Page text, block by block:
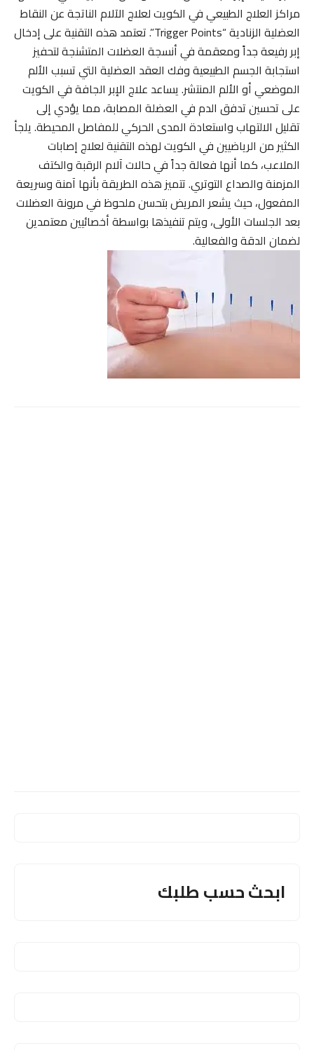
مراكز العلاج الطبيعي في الكويت لعلاج الآلام الناتجة عن النقاط
العضلية الزنادية “Trigger Points”. تعتمد هذه التقنية على إدخال
إبر رفيعة جداً ومعقمة في أنسجة العضلات المتشنجة لتحفيز
استجابة الجسم الطبيعية وفك العقد العضلية التي تسبب الألم
الموضعي أو الألم المنتشر. يساعد علاج الإبر الجافة في الكويت
على تحسين تدفق الدم في العضلة المصابة، مما يؤدي إلى
تقليل الالتهاب واستعادة المدى الحركي للمفاصل المحيطة. يلجأ
الكثير من الرياضيين في الكويت لهذه التقنية لعلاج إصابات
الملاعب، كما أنها فعالة جداً في حالات آلام الرقبة والكتف
المزمنة والصداع التوتري. تتميز هذه الطريقة بأنها آمنة وسريعة
المفعول، حيث يشعر المريض بتحسن ملحوظ في مرونة العضلات
بعد الجلسات الأولى، ويتم تنفيذها بواسطة أخصائيين معتمدين
لضمان الدقة والفعالية.
ابحث حسب طلبك